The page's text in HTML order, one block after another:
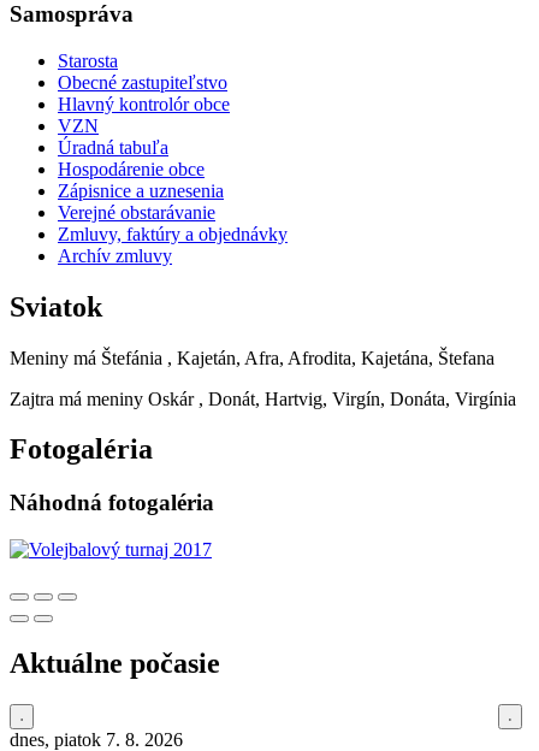
Samospráva
Starosta
Obecné zastupiteľstvo
Hlavný kontrolór obce
VZN
Úradná tabuľa
Hospodárenie obce
Zápisnice a uznesenia
Verejné obstarávanie
Zmluvy, faktúry a objednávky
Archív zmluvy
Sviatok
Meniny má Štefánia , Kajetán, Afra, Afrodita, Kajetána, Štefana
Zajtra má meniny Oskár , Donát, Hartvig, Virgín, Donáta, Virgínia
Fotogaléria
Náhodná fotogaléria
Aktuálne počasie
dnes, piatok 7. 8. 2026